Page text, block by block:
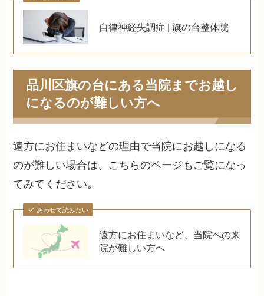
自律神経失調症 | 旗の台整体院
品川区旗の台にある当院までお越し
になるのが難しい方へ
遠方にお住まいなどの理由で当院にお越しになる
のが難しい場合は、こちらのページもご覧になっ
てみてください。
あわせて読みたい
遠方にお住まいなど、当院への来
院が難しい方へ